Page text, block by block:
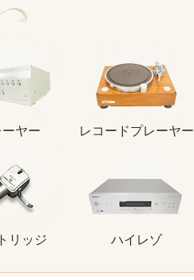
ーヤー レコードプレーヤー
リッジ ハイレゾ